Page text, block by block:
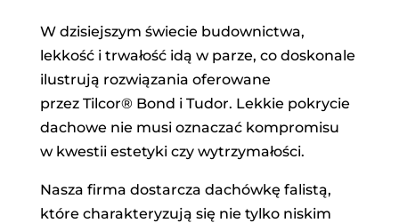
W dzisiejszym świecie budownictwa,
lekkość i trwałość idą w parze, co doskonale
ilustrują rozwiązania oferowane
przez Tilcor® Bond i Tudor. Lekkie pokrycie
dachowe nie musi oznaczać kompromisu
w kwestii estetyki czy wytrzymałości.
Nasza firma dostarcza dachówkę falistą,
które charakteryzują się nie tylko niskim